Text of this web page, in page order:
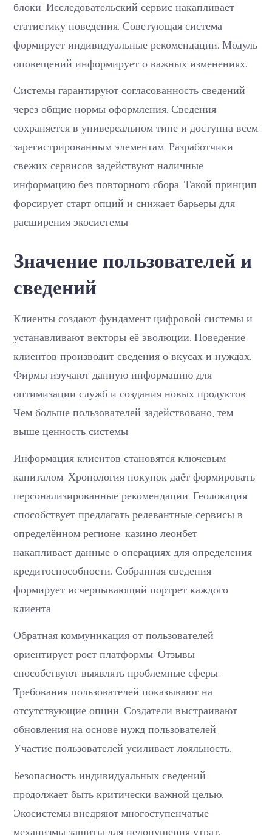
блоки. Исследовательский сервис накапливает
статистику поведения. Советующая система
формирует индивидуальные рекомендации. Модуль
оповещений информирует о важных изменениях.
Системы гарантируют согласованность сведений
через общие нормы оформления. Сведения
сохраняется в универсальном типе и доступна всем
зарегистрированным элементам. Разработчики
свежих сервисов задействуют наличные
информацию без повторного сбора. Такой принцип
форсирует старт опций и снижает барьеры для
расширения экосистемы.
Значение пользователей и
сведений
Клиенты создают фундамент цифровой системы и
устанавливают векторы её эволюции. Поведение
клиентов производит сведения о вкусах и нуждах.
Фирмы изучают данную информацию для
оптимизации служб и создания новых продуктов.
Чем больше пользователей задействовано, тем
выше ценность системы.
Информация клиентов становятся ключевым
капиталом. Хронология покупок даёт формировать
персонализированные рекомендации. Геолокация
способствует предлагать релевантные сервисы в
определённом регионе. казино леонбет
накапливает данные о операциях для определения
кредитоспособности. Собранная сведения
формирует исчерпывающий портрет каждого
клиента.
Обратная коммуникация от пользователей
ориентирует рост платформы. Отзывы
способствуют выявлять проблемные сферы.
Требования пользователей показывают на
отсутствующие опции. Создатели выстраивают
обновления на основе нужд пользователей.
Участие пользователей усиливает лояльность.
Безопасность индивидуальных сведений
продолжает быть критически важной целью.
Экосистемы внедряют многоступенчатые
механизмы защиты для недопущения утрат.